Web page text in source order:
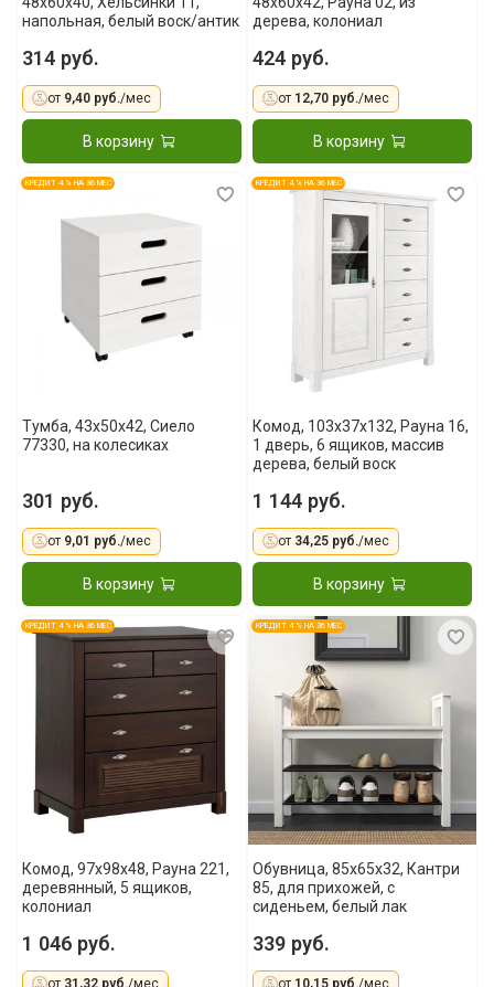
напольная, белый воск/антик
314 руб.
от 9,40 руб./мес
В корзину
дерева, колониал
424 руб.
от 12,70 руб./мес
В корзину
КРЕДИТ 4 % НА 36 МЕС
Тумба, 43x50x42, Сиело
77330, на колесиках
301 руб.
от 9,01 руб./мес
В корзину
КРЕДИТ 4 % НА 36 МЕС
Комод, 103x37x132, Рауна 16,
1 дверь, 6 ящиков, массив
дерева, белый воск
1 144 руб.
от 34,25 руб./мес
В корзину
КРЕДИТ 4 % НА 36 МЕС
Комод, 97x98x48, Рауна 221,
деревянный, 5 ящиков,
колониал
1 046 руб.
от 31,32 руб./мес
КРЕДИТ 4 % НА 36 МЕС
Обувница, 85х65х32, Кантри
85, для прихожей, с
сиденьем, белый лак
339 руб.
от 10,15 руб./мес